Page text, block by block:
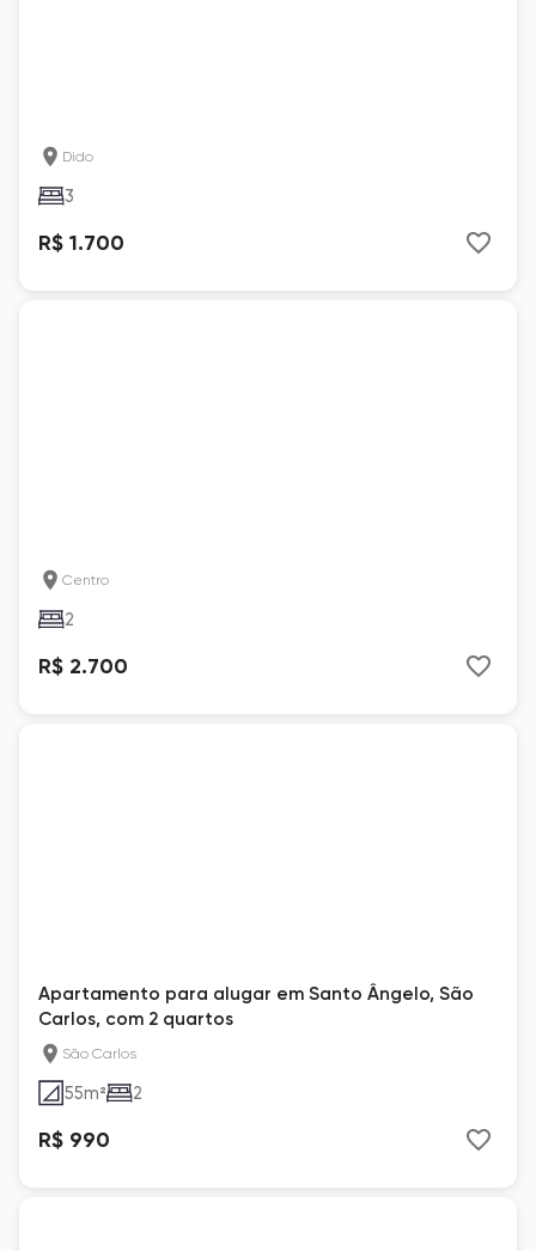
Dido
3
R$ 1.700
Centro
2
R$ 2.700
Apartamento para alugar em Santo Ângelo, São
Carlos, com 2 quartos
São Carlos
55m² 2
R$ 990